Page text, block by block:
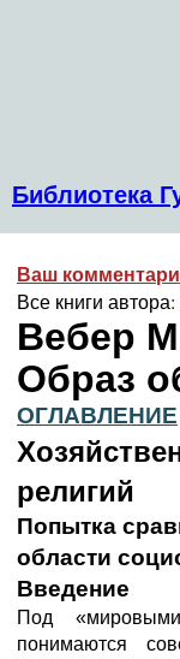
Библиотека
Ваш
Все книги автора:
Вебер
Образ
ОГЛАВЛЕНИЕ
религий
Попытка
области
Введение
Под
понимаются